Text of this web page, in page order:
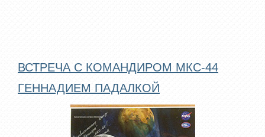
ВСТРЕЧА С КОМАНДИРОМ МКС-44
ГЕННАДИЕМ ПАДАЛКОЙ